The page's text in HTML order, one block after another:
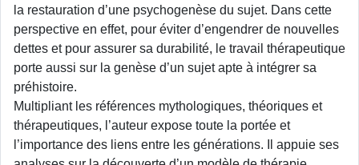
la restauration d’une psychogenèse du sujet. Dans cette
perspective en effet, pour éviter d’engendrer de nouvelles
dettes et pour assurer sa durabilité, le travail thérapeutique
porte aussi sur la genèse d’un sujet apte à intégrer sa
préhistoire.
Multipliant les références mythologiques, théoriques et
thérapeutiques, l’auteur expose toute la portée et
l’importance des liens entre les générations. Il appuie ses